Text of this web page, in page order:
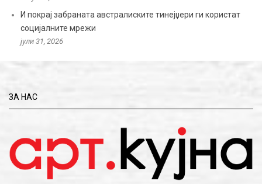
И покрај забраната австралиските тинејџери ги користат
социјалните мрежи
јули 31, 2026
ЗА НАС